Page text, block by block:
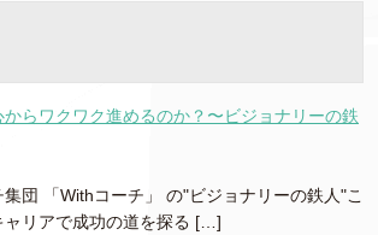
らワクワク進めるのか？〜ビジョナリーの鉄
団 「Withコーチ」 の"ビジョナリーの鉄人"こ
ャリアで成功の道を探る […]